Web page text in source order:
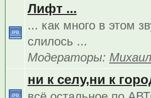
Лифт ...
... как много в этом
слилось ...
Модераторы:
ни к селу,ни к